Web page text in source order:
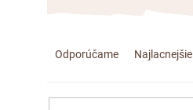
R
a
Odporúčame Najlacnejšie